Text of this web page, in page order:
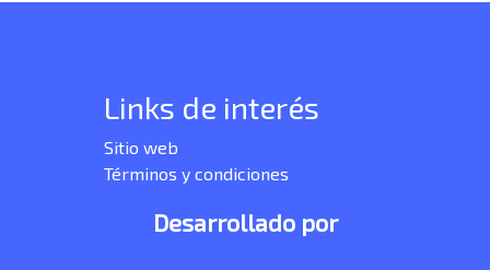
Links de interés
Sitio web
Términos y condiciones
Desarrollado por